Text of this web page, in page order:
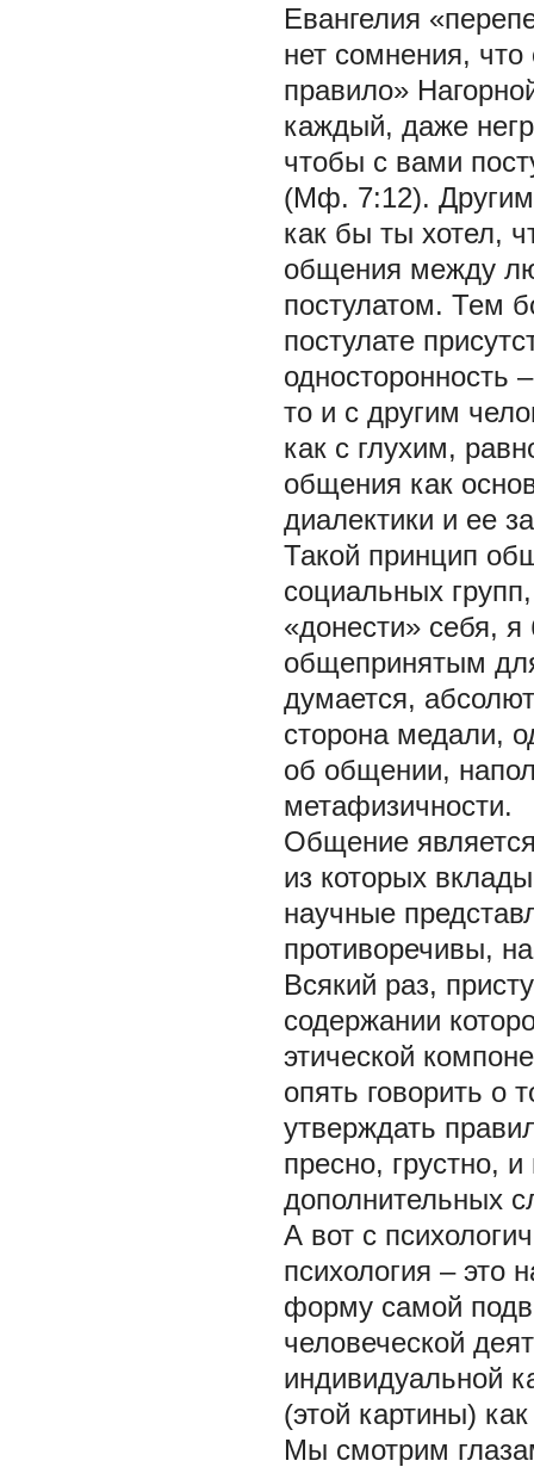
Евангелия
нет сомнения, что
правило»
каждый, даже
чтобы с вами
(Мф. 7:12).
как бы ты хотел,
общения между
постулатом. Тем
постулате
односторонность
то и с другим
как с глухим,
общения как
диалектики и ее
Такой принцип
социальных
«донести» себя,
общепринятым
думается,
сторона медали,
об общении,
метафизичности.
Общение
из которых
научные
противоречивы,
Всякий раз,
содержании
этической
опять говорить о
утверждать
пресно, грустно,
дополнительных
А вот с
психология – это
форму самой
человеческой
индивидуальной
(этой картины)
Мы смотрим